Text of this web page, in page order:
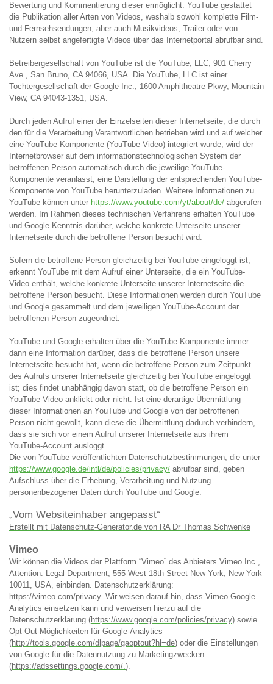
Bewertung und Kommentierung dieser ermöglicht. YouTube gestattet
die Publikation aller Arten von Videos, weshalb sowohl komplette Film-
und Fernsehsendungen, aber auch Musikvideos, Trailer oder von
Nutzern selbst angefertigte Videos über das Internetportal abrufbar sind.
Betreibergesellschaft von YouTube ist die YouTube, LLC, 901 Cherry
Ave., San Bruno, CA 94066, USA. Die YouTube, LLC ist einer
Tochtergesellschaft der Google Inc., 1600 Amphitheatre Pkwy, Mountain
View, CA 94043-1351, USA.
Durch jeden Aufruf einer der Einzelseiten dieser Internetseite, die durch
den für die Verarbeitung Verantwortlichen betrieben wird und auf welcher
eine YouTube-Komponente (YouTube-Video) integriert wurde, wird der
Internetbrowser auf dem informationstechnologischen System der
betroffenen Person automatisch durch die jeweilige YouTube-
Komponente veranlasst, eine Darstellung der entsprechenden YouTube-
Komponente von YouTube herunterzuladen. Weitere Informationen zu
YouTube können unter https://www.youtube.com/yt/about/de/ abgerufen
werden. Im Rahmen dieses technischen Verfahrens erhalten YouTube
und Google Kenntnis darüber, welche konkrete Unterseite unserer
Internetseite durch die betroffene Person besucht wird.
Sofern die betroffene Person gleichzeitig bei YouTube eingeloggt ist,
erkennt YouTube mit dem Aufruf einer Unterseite, die ein YouTube-
Video enthält, welche konkrete Unterseite unserer Internetseite die
betroffene Person besucht. Diese Informationen werden durch YouTube
und Google gesammelt und dem jeweiligen YouTube-Account der
betroffenen Person zugeordnet.
YouTube und Google erhalten über die YouTube-Komponente immer
dann eine Information darüber, dass die betroffene Person unsere
Internetseite besucht hat, wenn die betroffene Person zum Zeitpunkt
des Aufrufs unserer Internetseite gleichzeitig bei YouTube eingeloggt
ist; dies findet unabhängig davon statt, ob die betroffene Person ein
YouTube-Video anklickt oder nicht. Ist eine derartige Übermittlung
dieser Informationen an YouTube und Google von der betroffenen
Person nicht gewollt, kann diese die Übermittlung dadurch verhindern,
dass sie sich vor einem Aufruf unserer Internetseite aus ihrem
YouTube-Account ausloggt.
Die von YouTube veröffentlichten Datenschutzbestimmungen, die unter
https://www.google.de/intl/de/policies/privacy/ abrufbar sind, geben
Aufschluss über die Erhebung, Verarbeitung und Nutzung
personenbezogener Daten durch YouTube und Google.
„Vom Websiteinhaber angepasst“
Erstellt mit Datenschutz-Generator.de von RA Dr Thomas Schwenke
Vimeo
Wir können die Videos der Plattform “Vimeo” des Anbieters Vimeo Inc.,
Attention: Legal Department, 555 West 18th Street New York, New York
10011, USA, einbinden. Datenschutzerklärung:
https://vimeo.com/privacy. Wir weisen darauf hin, dass Vimeo Google
Analytics einsetzen kann und verweisen hierzu auf die
Datenschutzerklärung (https://www.google.com/policies/privacy) sowie
Opt-Out-Möglichkeiten für Google-Analytics
(http://tools.google.com/dlpage/gaoptout?hl=de) oder die Einstellungen
von Google für die Datennutzung zu Marketingzwecken
(https://adssettings.google.com/.).